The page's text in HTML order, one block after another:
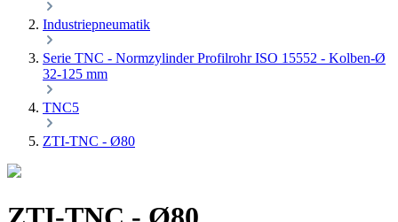
Industriepneumatik
Serie TNC - Normzylinder Profilrohr ISO 15552 - Kolben-Ø
32-125 mm
TNC5
ZTI-TNC - Ø80